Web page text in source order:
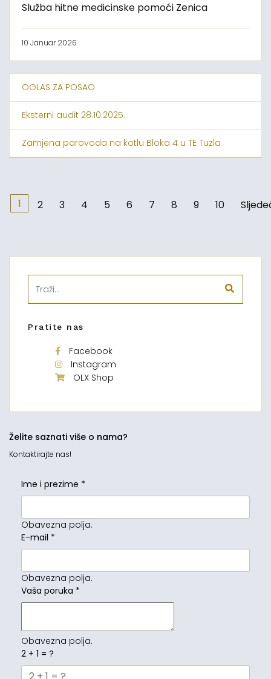
Služba hitne medicinske pomoći Zenica
10 Januar 2026
OGLAS ZA POSAO
Eksterni audit 28.10.2025.
Zamjena parovoda na kotlu Bloka 4 u TE Tuzla
1 2 3 4 5 6 7 8 9 10
Pratite nas
Facebook
Instagram
OLX Shop
Želite saznati više o nama?
Kontaktirajte nas!
Ime i prezime *
Obavezna polja.
E-mail *
Obavezna polja.
Vaša poruka *
Obavezna polja.
2 + 1 = ?